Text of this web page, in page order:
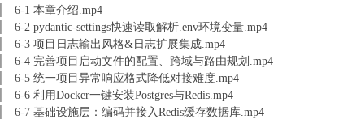
│ 6-1 本章介绍.mp4
│ 6-2 pydantic-settings快速读取解析.env环境变量.mp4
│ 6-3 项目日志输出风格&日志扩展集成.mp4
│ 6-4 完善项目启动文件的配置、跨域与路由规划.mp4
│ 6-5 统一项目异常响应格式降低对接难度.mp4
│ 6-6 利用Docker一键安装Postgres与Redis.mp4
│ 6-7 基础设施层：编码并接入Redis缓存数据库.mp4